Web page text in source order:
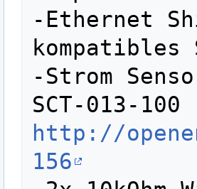
-Ethernet
kompatibles
-Strom
http://
156